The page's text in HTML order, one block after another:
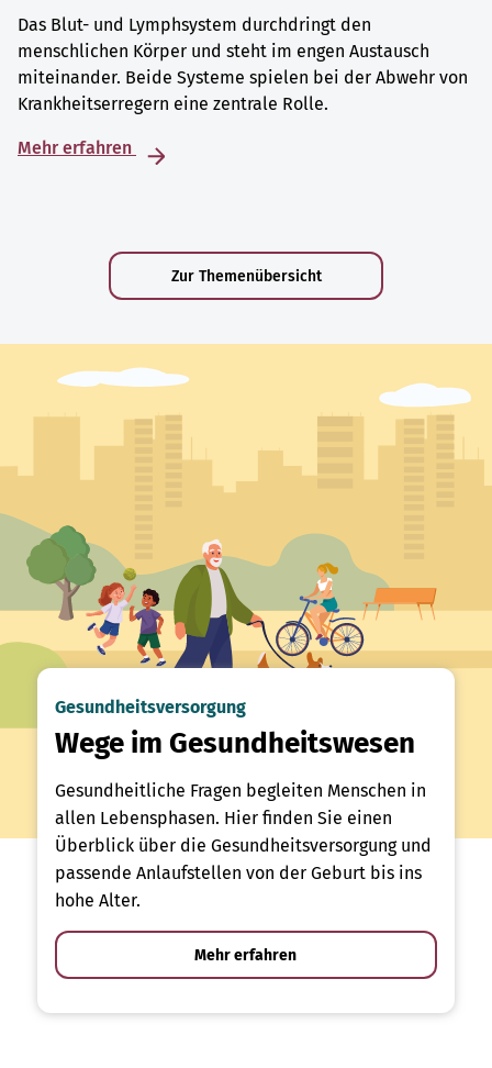
Das Blut- und Lymphsystem durchdringt den
menschlichen Körper und steht im engen Austausch
miteinander. Beide Systeme spielen bei der Abwehr von
Krankheitserregern eine zentrale Rolle.
Mehr erfahren
Zur Themenübersicht
Gesundheitsversorgung
Wege im Gesundheitswesen
Gesundheitliche Fragen begleiten Menschen in
allen Lebensphasen. Hier finden Sie einen
Überblick über die Gesundheitsversorgung und
passende Anlaufstellen von der Geburt bis ins
hohe Alter.
Mehr erfahren